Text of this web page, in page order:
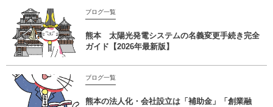
ブログ一覧
熊本 太陽光発電システムの名義変更手続き完全
ガイド【2026年最新版】
ブログ一覧
熊本の法人化・会社設立は「補助金」「創業融